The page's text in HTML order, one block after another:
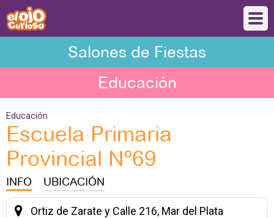
Salones de Fiestas
Educación
Educación
Escuela Primaria
Provincial Nº69
INFO UBICACIÓN
Ortiz de Zarate y Calle 216, Mar del Plata